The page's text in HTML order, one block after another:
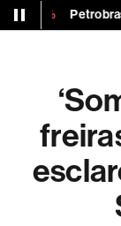
PN 41.32 -